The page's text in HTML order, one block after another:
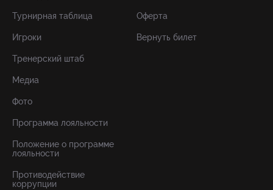
Турнирная таблица
Игроки
Тренерский штаб
Медиа
Фото
Программа лояльности
Положение о программе
лояльности
Противодействие
коррупции
Оферта
Вернуть билет